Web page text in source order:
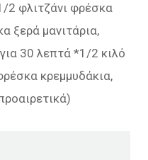
2 φλιτζάνι φρέσκα
ξερά μανιτάρια,
30 λεπτά *1/2 κιλό
κρεμμυδάκια,